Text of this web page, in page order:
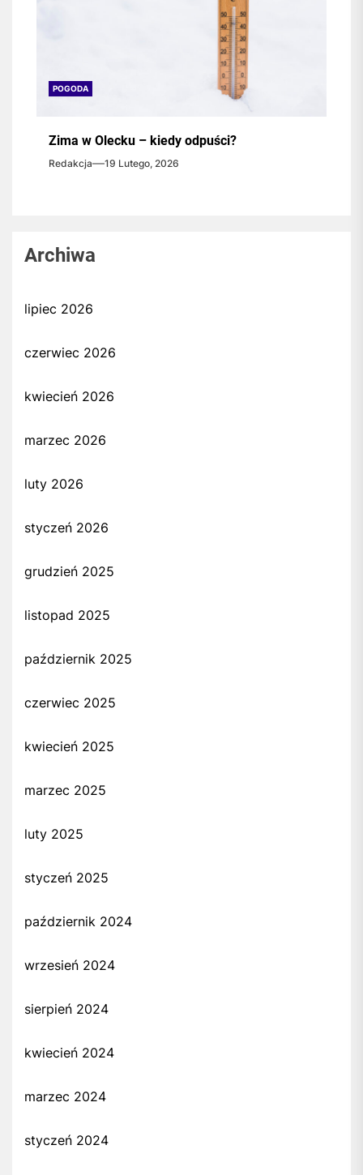
POGODA
Zima w Olecku – kiedy odpuści?
Redakcja 19 Lutego, 2026
Archiwa
lipiec 2026
czerwiec 2026
kwiecień 2026
marzec 2026
luty 2026
styczeń 2026
grudzień 2025
listopad 2025
październik 2025
czerwiec 2025
kwiecień 2025
marzec 2025
luty 2025
styczeń 2025
październik 2024
wrzesień 2024
sierpień 2024
kwiecień 2024
marzec 2024
styczeń 2024